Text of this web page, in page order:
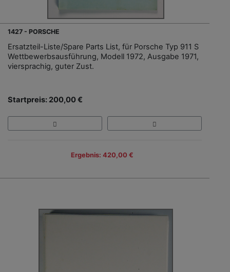
1427 - PORSCHE
Ersatzteil-Liste/Spare Parts List, für Porsche Typ 911 S
Wettbewerbsausführung, Modell 1972, Ausgabe 1971,
viersprachig, guter Zust.
Startpreis: 200,00 €
Ergebnis: 420,00 €